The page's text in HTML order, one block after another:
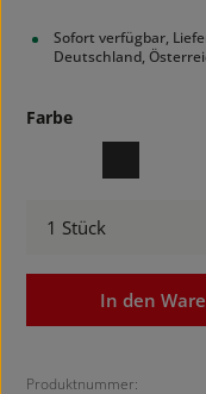
Sofort verfügbar,
Deutschland,
Farbeauswählen
black
Produkt Anzahl:
In den
Produktnummer: